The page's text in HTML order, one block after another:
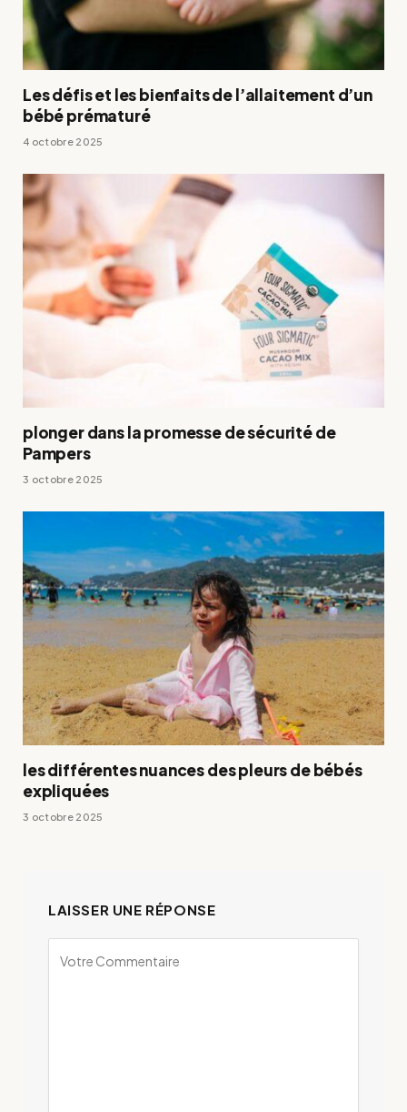
Les défis et les bienfaits de l’allaitement d’un
bébé prématuré
4 octobre 2025
plonger dans la promesse de sécurité de
Pampers
3 octobre 2025
les différentes nuances des pleurs de bébés
expliquées
3 octobre 2025
LAISSER UNE RÉPONSE